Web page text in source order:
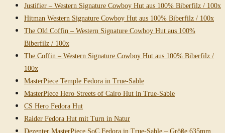
Justifier – Western Signature Cowboy Hut aus 100% Biberfilz / 100x
Hitman Western Signature Cowboy Hut aus 100% Biberfilz / 100x
The Old Coffin – Western Signature Cowboy Hut aus 100%
Biberfilz / 100x
The Coffin – Western Signature Cowboy Hut aus 100% Biberfilz /
100x
MasterPiece Temple Fedora in True-Sable
MasterPiece Hero Streets of Cairo Hut in True-Sable
CS Hero Fedora Hut
Raider Fedora Hut mit Turn in Natur
Dezenter MasterPiece SoC Fedora in True-Sable – Größe 635mm